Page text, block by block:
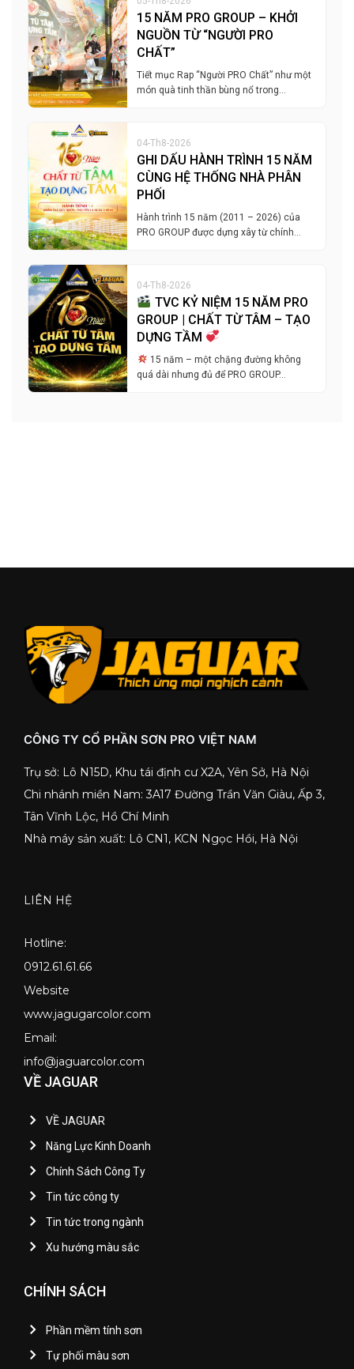
15 NĂM PRO GROUP – KHỞI
NGUỒN TỪ “NGƯỜI PRO
CHẤT”
Tiết mục Rap “Người PRO Chất” như một
món quà tinh thần bùng nổ trong…
04-Th8-2026
GHI DẤU HÀNH TRÌNH 15 NĂM
CÙNG HỆ THỐNG NHÀ PHÂN
PHỐI
Hành trình 15 năm (2011 – 2026) của
PRO GROUP được dựng xây từ chính…
04-Th8-2026
TVC KỶ NIỆM 15 NĂM PRO
GROUP | CHẤT TỪ TÂM – TẠO
DỰNG TẦM
15 năm – một chặng đường không
quá dài nhưng đủ để PRO GROUP…
CÔNG TY CỔ PHẦN SƠN PRO VIỆT NAM
Trụ sở: Lô N15D, Khu tái định cư X2A, Yên Sở, Hà Nội
Chi nhánh miền Nam: 3A17 Đường Trần Văn Giàu, Ấp 3,
Tân Vĩnh Lộc, Hồ Chí Minh
Nhà máy sản xuất: Lô CN1, KCN Ngọc Hồi, Hà Nội
LIÊN HỆ
Hotline:
0912.61.61.66
Website
www.jagugarcolor.com
Email:
info@jaguarcolor.com
VỀ JAGUAR
VỀ JAGUAR
Năng Lực Kinh Doanh
Chính Sách Công Ty
Tin tức công ty
Tin tức trong ngành
Xu hướng màu sắc
CHÍNH SÁCH
Phần mềm tính sơn
Tự phối màu sơn